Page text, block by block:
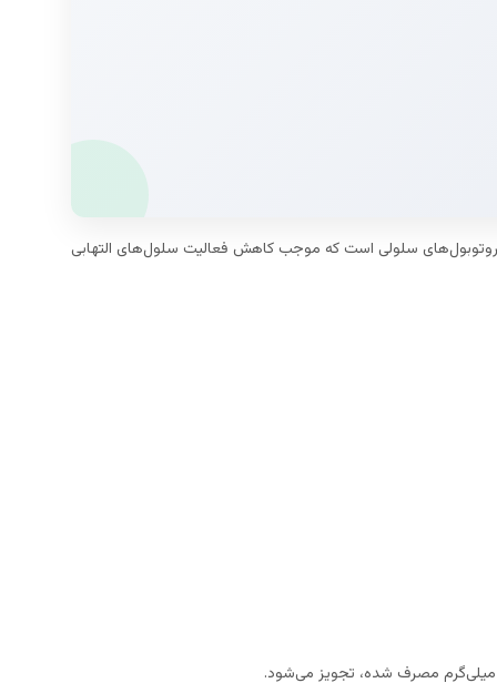
سلولی است که موجب کاهش فعالیت سلول‌های التهابی